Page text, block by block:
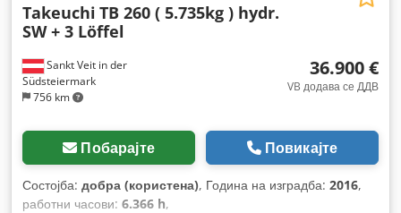
Sankt Veit in der
Südsteiermark
756 km
Takeuchi TB 260 ( 5.735kg ) hydr.
SW + 3 Löffel
36.900 €
VB додава се ДДВ
Побарајте Повикајте
Состојба: добра (користена), Година на изградба: 2016,
работни часови: 6.366 h,